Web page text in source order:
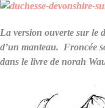
La version ouverte sur le
d’un manteau. Froncée
dans le livre de norah